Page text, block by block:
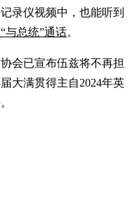
录仪视频中，也能听到
与总统”通话。
会已宣布伍兹将不再担
大满贯得主自2024年英